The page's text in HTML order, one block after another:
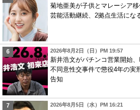
菊地亜美が子供とマレーシア
芸能活動継続、2拠点生活にな
2026年8月2日（日）PM 19:57
新井浩文がパチンコ営業開始
不同意性交事件で懲役4年の実
告知
2026年8月5日（水）PM 16:21